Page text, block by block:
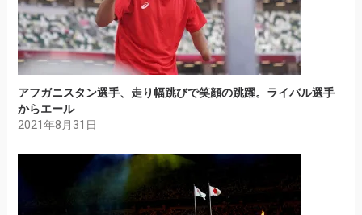
アフガニスタン選手、走り幅跳びで笑顔の跳躍。ライバル選手
からエール
2021年8月31日